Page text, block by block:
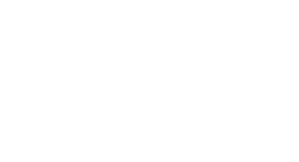
une gamme de
et vos objectifs beauté. Enrichis en ingrédients naturels
karité ou l'aloe vera, nos produits agissent en profondeur pour réparer,
les soins conseillés par les experts de la marque, vous optimisez
cheveux sont plus solides,
aux cheveux ternes et abîmés et laissez place à une chevelure